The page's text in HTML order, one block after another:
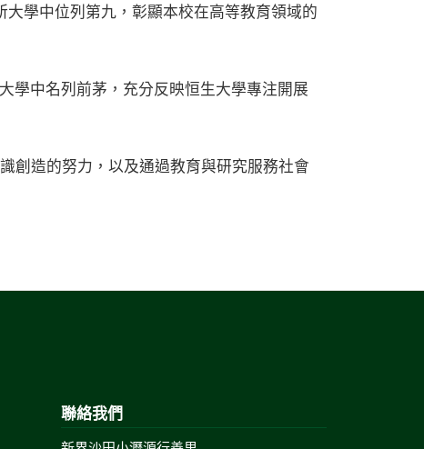
學中位列第九，彰顯本校在高等教育領域的
學中名列前茅，充分反映恒生大學專注開展
創造的努力，以及通過教育與研究服務社會
聯絡我們